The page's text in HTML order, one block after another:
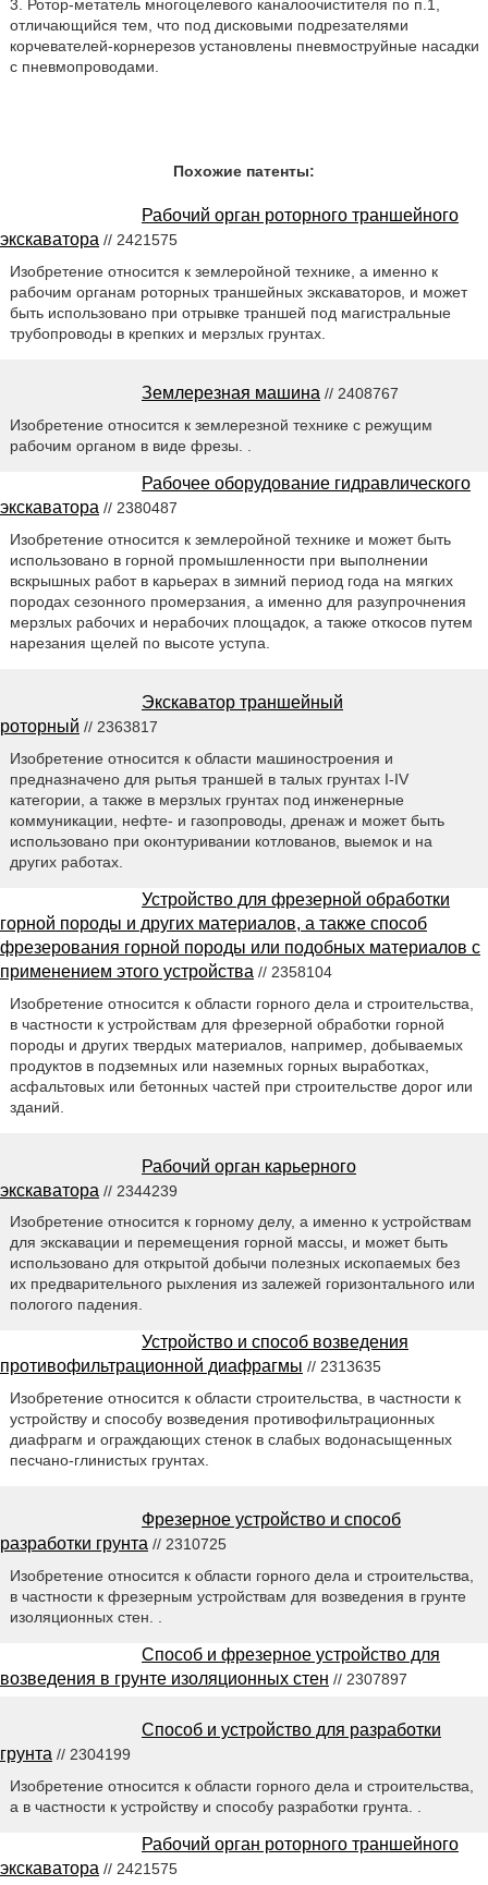
3. Ротор-метатель многоцелевого каналоочистителя по п.1,
отличающийся тем, что под дисковыми подрезателями
корчевателей-корнерезов установлены пневмоструйные насадки
с пневмопроводами.
Похожие патенты:
Рабочий орган роторного траншейного
экскаватора // 2421575
Изобретение относится к землеройной технике, а именно к
рабочим органам роторных траншейных экскаваторов, и может
быть использовано при отрывке траншей под магистральные
трубопроводы в крепких и мерзлых грунтах.
Землерезная машина // 2408767
Изобретение относится к землерезной технике с режущим
рабочим органом в виде фрезы. .
Рабочее оборудование гидравлического
экскаватора // 2380487
Изобретение относится к землеройной технике и может быть
использовано в горной промышленности при выполнении
вскрышных работ в карьерах в зимний период года на мягких
породах сезонного промерзания, а именно для разупрочнения
мерзлых рабочих и нерабочих площадок, а также откосов путем
нарезания щелей по высоте уступа.
Экскаватор траншейный
роторный // 2363817
Изобретение относится к области машиностроения и
предназначено для рытья траншей в талых грунтах I-IV
категории, а также в мерзлых грунтах под инженерные
коммуникации, нефте- и газопроводы, дренаж и может быть
использовано при оконтуривании котлованов, выемок и на
других работах.
Устройство для фрезерной обработки
горной породы и других материалов, а также способ
фрезерования горной породы или подобных материалов с
применением этого устройства // 2358104
Изобретение относится к области горного дела и строительства,
в частности к устройствам для фрезерной обработки горной
породы и других твердых материалов, например, добываемых
продуктов в подземных или наземных горных выработках,
асфальтовых или бетонных частей при строительстве дорог или
зданий.
Рабочий орган карьерного
экскаватора // 2344239
Изобретение относится к горному делу, а именно к устройствам
для экскавации и перемещения горной массы, и может быть
использовано для открытой добычи полезных ископаемых без
их предварительного рыхления из залежей горизонтального или
пологого падения.
Устройство и способ возведения
противофильтрационной диафрагмы // 2313635
Изобретение относится к области строительства, в частности к
устройству и способу возведения противофильтрационных
диафрагм и ограждающих стенок в слабых водонасыщенных
песчано-глинистых грунтах.
Фрезерное устройство и способ
разработки грунта // 2310725
Изобретение относится к области горного дела и строительства,
в частности к фрезерным устройствам для возведения в грунте
изоляционных стен. .
Способ и фрезерное устройство для
возведения в грунте изоляционных стен // 2307897
Способ и устройство для разработки
грунта // 2304199
Изобретение относится к области горного дела и строительства,
а в частности к устройству и способу разработки грунта. .
Рабочий орган роторного траншейного
экскаватора // 2421575